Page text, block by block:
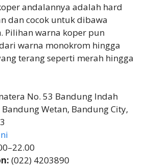
andalannya adalah hard
dan cocok untuk dibawa
Pilihan warna koper pun
warna monokrom hingga
terang seperti merah hingga
No. 53 Bandung Indah
Wetan, Bandung City,
(022) 4203890